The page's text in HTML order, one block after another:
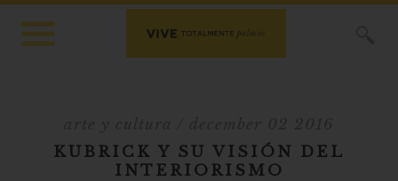
KUBRICK Y SU VISIÓN DEL
INTERIORISMO